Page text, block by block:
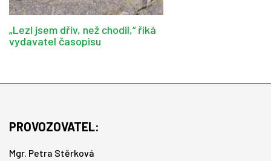
„Lezl jsem dřív, než chodil,“ říká
vydavatel časopisu
PROVOZOVATEL:
Mgr. Petra Stěrková